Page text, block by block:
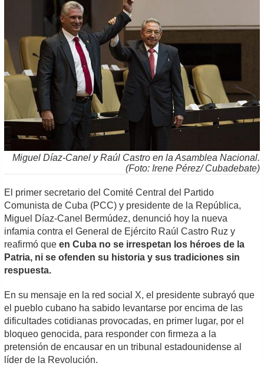
Miguel Díaz-Canel y Raúl Castro en la Asamblea Nacional.
(Foto: Irene Pérez/ Cubadebate)
El primer secretario del Comité Central del Partido
Comunista de Cuba (PCC) y presidente de la República,
Miguel Díaz-Canel Bermúdez, denunció hoy la nueva
infamia contra el General de Ejército Raúl Castro Ruz y
reafirmó queen Cuba no se irrespetan los héroes de la
Patria, ni se ofenden su historia y sus tradiciones sin
respuesta.
En su mensaje en la red social X, el presidente subrayó que
el pueblo cubano ha sabido levantarse por encima de las
dificultades cotidianas provocadas, en primer lugar, por el
bloqueo genocida, para responder con firmeza a la
pretensión de encausar en un tribunal estadounidense al
líder de la Revolución.